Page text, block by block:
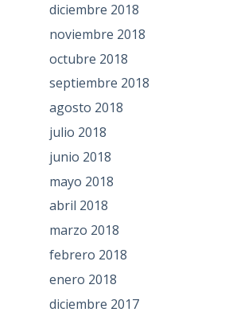
diciembre 2018
noviembre 2018
octubre 2018
septiembre 2018
agosto 2018
julio 2018
junio 2018
mayo 2018
abril 2018
marzo 2018
febrero 2018
enero 2018
diciembre 2017